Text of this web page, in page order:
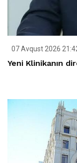
07 Avqust 2026
Yeni Klinikanın